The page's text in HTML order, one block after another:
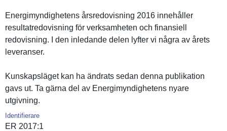
Energimynd­ighetens årsredovis­ning 2016 innehåller
resultatre­dovisning för verksamhet­en och finansiell
redovisnin­g. I den inledande delen lyfter vi några av årets
leveranser.
Kunskapslä­get kan ha ändrats sedan denna publikatio­n
gavs ut. Ta gärna del av Energimynd­ighetens nyare
utgivning.
Identifierare
ER 2017:1